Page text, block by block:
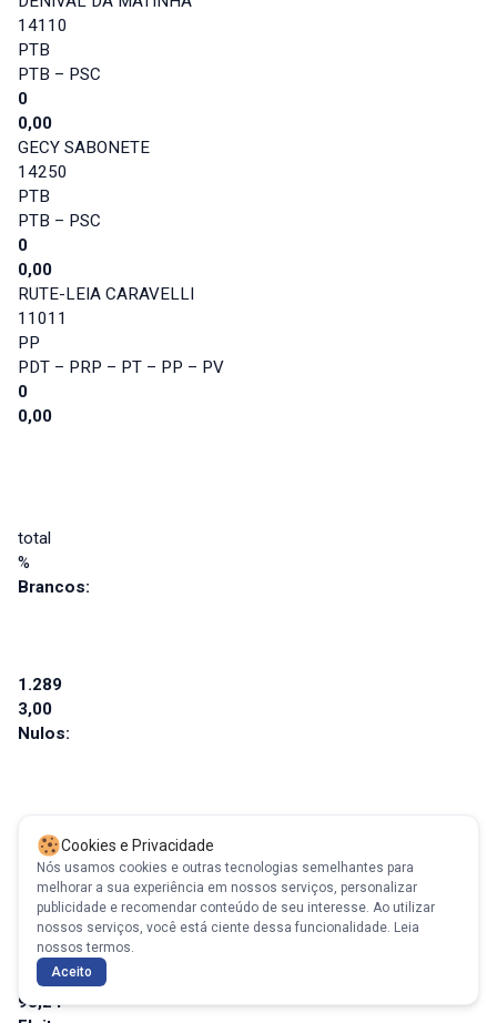
14110
PTB
PTB – PSC
0
0,00
GECY SABONETE
14250
PTB
PTB – PSC
0
0,00
RUTE-LEIA CARAVELLI
11011
PP
PDT – PRP – PT – PP – PV
0
0,00
total
%
Brancos:
1.289
3,00
Nulos:
1.620
3,77
Total de votos válidos:
40.112
93,24
Cookies e Privacidade
Nós usamos cookies e outras tecnologias semelhantes para
melhorar a sua experiência em nossos serviços, personalizar
publicidade e recomendar conteúdo de seu interesse. Ao utilizar
nossos serviços, você está ciente dessa funcionalidade. Leia
nossos termos.
Aceito